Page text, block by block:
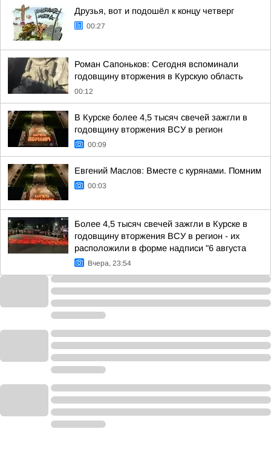
Друзья, вот и подошёл к концу четверг
00:27
Роман Сапоньков: Сегодня вспоминали
годовщину вторжения в Курскую область
00:12
В Курске более 4,5 тысяч свечей зажгли в
годовщину вторжения ВСУ в регион
00:09
Евгений Маслов: Вместе с курянами. Помним
00:03
Более 4,5 тысяч свечей зажгли в Курске в
годовщину вторжения ВСУ в регион - их
расположили в форме надписи "6 августа
Вчера, 23:54